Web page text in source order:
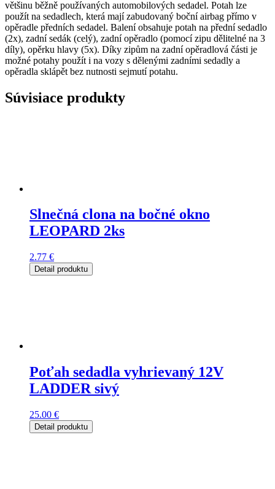
většinu běžně používaných automobilových sedadel. Potah lze
použít na sedadlech, která mají zabudovaný boční airbag přímo v
opěradle předních sedadel. Balení obsahuje potah na přední sedadlo
(2x), zadní sedák (celý), zadní opěradlo (pomocí zipu dělitelné na 3
díly), opěrku hlavy (5x). Díky zipům na zadní opěradlová části je
možné potahy použít i na vozy s dělenými zadními sedadly a
opěradla sklápět bez nutnosti sejmutí potahu.
Súvisiace produkty
Slnečná clona na bočné okno
LEOPARD 2ks
2.77 €
Detail produktu
Poťah sedadla vyhrievaný 12V
LADDER sivý
25.00 €
Detail produktu